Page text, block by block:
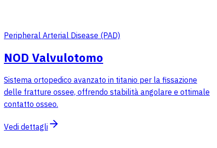
Peripheral Arterial Disease (PAD)
NOD Valvulotomo
Sistema ortopedico avanzato in titanio per la fissazione
delle fratture ossee, offrendo stabilità angolare e ottimale
contatto osseo.
Vedi dettagli